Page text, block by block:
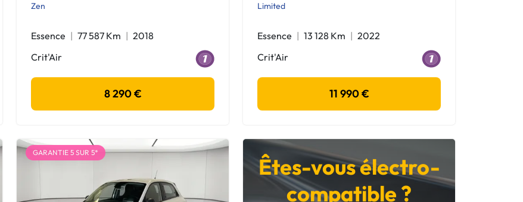
Zen
Essence 77 587 Km
2018
Crit'Air
8 290 €
Limited
Essence 13 128 Km
2022
Crit'Air
11 990 €
GARANTIE 5 SUR 5*
Êtes-vous électro-
compatible ?